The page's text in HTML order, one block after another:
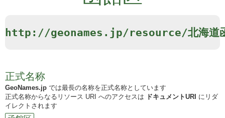
http://geonames.jp/resource/北海道
正式名称
GeoNames.jp では最長の名称を正式名称としています
正式名称からなるリソース URI へのアクセスは ドキュメントURI にリダ
イレクトされます